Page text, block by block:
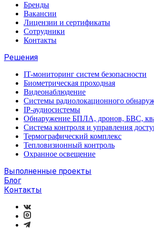
Бренды
Вакансии
Лицензии и сертификаты
Сотрудники
Контакты
Решения
IT-мониторинг систем безопасности
Биометрическая проходная
Видеонаблюдение
Системы радиолокационного
IP-аудиосистемы
Обнаружение БПЛА, дронов, БВС,
Система контроля и управления
Термографический комплекс
Тепловизионный контроль
Охранное освещение
Выполненные проекты
Блог
Контакты